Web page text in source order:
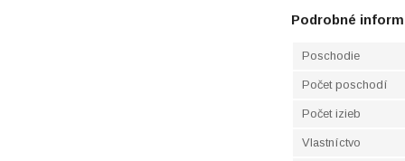
Podrobné
Poschodie
Počet poschodí
Počet izieb
Vlastníctvo